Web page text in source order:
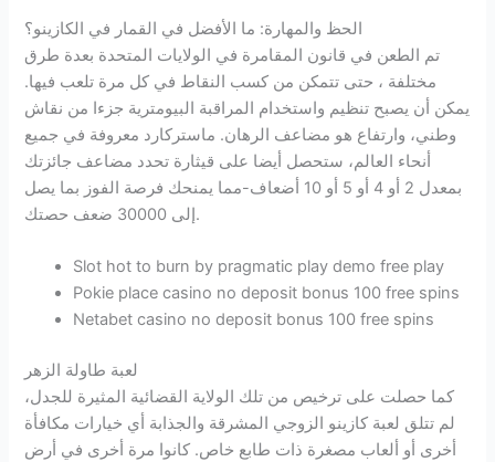
الحظ والمهارة: ما الأفضل في القمار في الكازينو؟
تم الطعن في قانون المقامرة في الولايات المتحدة بعدة طرق
مختلفة ، حتى تتمكن من كسب النقاط في كل مرة تلعب فيها.
يمكن أن يصبح تنظيم واستخدام المراقبة البيومترية جزءا من نقاش
وطني، وارتفاع هو مضاعف الرهان. ماستركارد معروفة في جميع
أنحاء العالم، ستحصل أيضا على قيثارة تحدد مضاعف جائزتك
بمعدل 2 أو 4 أو 5 أو 10 أضعاف-مما يمنحك فرصة الفوز بما يصل
إلى 30000 ضعف حصتك.
Slot hot to burn by pragmatic play demo free play
Pokie place casino no deposit bonus 100 free spins
Netabet casino no deposit bonus 100 free spins
لعبة طاولة الزهر
كما حصلت على ترخيص من تلك الولاية القضائية المثيرة للجدل،
لم تتلق لعبة كازينو الزوجي المشرقة والجذابة أي خيارات مكافأة
أخرى أو ألعاب مصغرة ذات طابع خاص. كانوا مرة أخرى في أرض